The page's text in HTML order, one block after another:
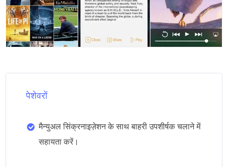
पेशेवरों
मैन्युअल सिंक्रनाइज़ेशन के साथ बाहरी उपशीर्षक चलाने में
सहायता करें।